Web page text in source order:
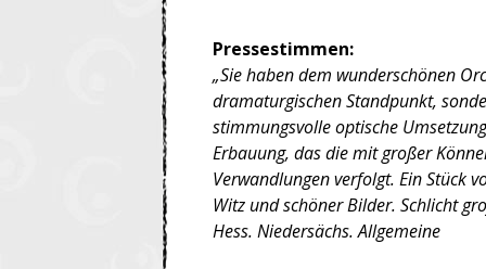
Pressestimmen:
„Sie haben dem wunderschönen
dramaturgischen Standpunkt,
stimmungsvolle optische
Erbauung, das die mit großer
Verwandlungen verfolgt. Ein Stück
Witz und schöner Bilder.
Hess. Niedersächs. Allgemeine